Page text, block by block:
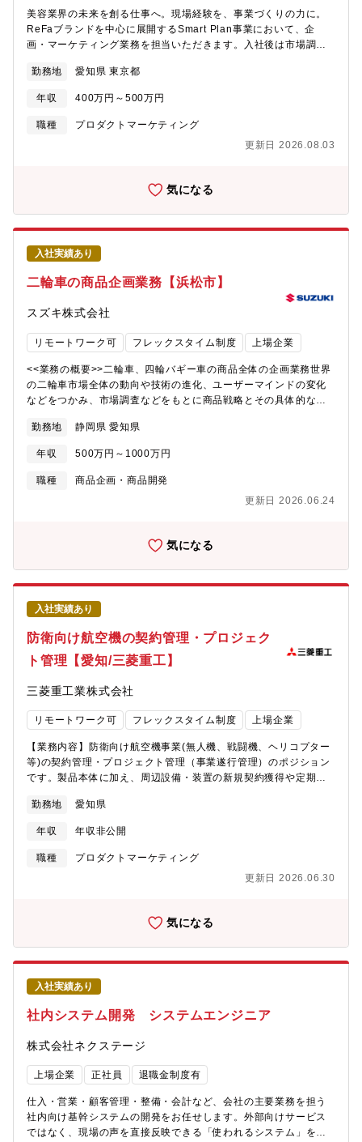
ある技術者を募集します。使用ツール：一般：Office、Teamsシ
ステム開発：Teamcenter (PDM)、Pythonキャリアパス：ご経験
を活かせる職能からスタートし、将来的には他業務へのローテー
はプロジェクトを統括するマネジメント職へのキャリアパスがあ
した業務アプリケーションの設計、実装、テスト、リリース・必
要に応じたプログラム開発、技術検証、実装支援②【ウエイト
25%】データベース設計・データ蓄積・連携基盤の技術対応・デ
ータベース設計、データモデリング、性能・運用を踏まえた最適
イト 25%】開発標準化・効率化の推進・開発標準、共通部品、テ
ロセス改善、品質・生産性向上施策の推進④【ウエイト 15%】ユ
ーザー部門との連携・ユーザー部門との最低限の要件整理、基本
美容業界の未来を創る仕事へ。現場経験を、事業づくりの力に。
ReFaブランドを中心に展開するSmart Plan事業において、企
画・マーケティング業務を担当いただきます。入社後は市場調査
的には商品企画や事業企画にも挑戦いただけます。美容やヘルス
ケア領域で培った経験を活かしながら、「売る側」ではなく「サ
ービスや仕組みを創る側」としてキャリアを広げていきたい方を
歓迎します。【具体的な業務内容】(1)販促・マーケティング企
ントや展示会の企画運営(2)営業支援・導入推進・営業部門と連携
事業企画サポート・市場調査、競合分析・商品企画や新規サービ
ス企画のサポート・事業推進プロジェクトへの参画【このポジシ
ョンの魅力】・企画未経験から商品企画や事業企画に挑戦できま
す・美容業界で培った知識や経験を、本部企画職として活かすこ
とができます・ReFaブランドの新しいサービスづくりに携われま
す・将来的には商品企画、事業企画、ブランド企画など幅広いキ
ャリア形成が可能です配属先について【Smart Plan事業本部の
MISSION】当部は、「Smart Plan」を中心とした新たな事業モデ
ルの企画・推進を担い、「ReFa ULTRA FINE BUBBLE
VEENA」をはじめとする高付加価値機器の事業戦略立案、商品企
画、サービス設計、導入推進、運用支援までを一貫して担当して
います。私たちは単なる機器販売ではなく、「三方よし」の考え
方のもと、事業者が初期投資や導入リスクを抑えながらワンラン
ク上のサービスを提供できる仕組みを構築し、その先のお客様満
足や業界全体の発展につなげることを目指しています。【組織構
ド・大手メーカーの企画責任者・大手小売りチェーンの新規推進
造メーカーの経営企画★Smart Planとは初期導入コストを抑えな
がら、美容サロンをはじめとするプロの方々により広くご利用い
勤務地 愛知県 東京都
年収 400万円～500万円
職種
プロダクトマーケティング
更新日 2026.08.03
気になる
入社実績あり
二輪車の商品企画業務【浜松市】
スズキ株式会社
リモートワーク可 フレックスタイム制度 上場企業
<<業務の概要>>二輪車、四輪バギー車の商品全体の企画業務世界
の二輪車市場全体の動向や技術の進化、ユーザーマインドの変化
などをつかみ、市場調査などをもとに商品戦略とその具体的な商
コンセプトの立案を行い、開発・営業などと連携し、製品化まで
のプロジェクトを推進します。二輪車の商品全般にかかわる重要
な仕事です。【具体的には】二輪車の商品計画や新商品の企画を
立案して実際に商品化を推進する仕事です。ご経験やご希望に応
① 地域やカテゴリーごとの商品計画の立案業務② 商品計画の
実施（地域、カテゴリー毎の市場状況調査）＜機種企画業務＞
① 二輪車、四輪バギー車 新商品の企画立案 ② 商品の育成
計画立案、開発推進業務 ③ 市場調査の実施（機種毎の市
場状況調査）<<採用背景>>二輪車は日本では成熟した市場です
が、世界ではまだまだ市場が伸びている成長産業です。インドや
アジアを中心とした新興国では生活必需品として、先進国では人
生を豊かにする相棒として、幅広く求められている商品です。グ
ローバル市場に向け、多様な価値観をもった幅広いお客様を理解
して、ユーザー視点に立った二輪車の企画を立案できる人を求め
市場を理解したうえで商品の企画を立案をし、商品開発につなげ
る。<<入社後の教育体制/フォロー体制>>・社内での商品企画業務
遂行のための教育プログラムを用意しております。活躍できるよ
ートします。各自のご経験や状況に応じて、社内外の研修に受講
いただくことも可能です。その他社内には以下のような研修・教
育があります。・全社教育：役職者研修、部門別研修 等・自己
研鑽プログラム：英会話やプログラミング、その他業務で必要な
由に選んで受講できます。<<キャリアプラン>>【役職】係長、将
アプランの例】商品企画は、世界の市場を見て、ユーザーの声を
形にする仕事です。チームと協力しながら製品を創り上げる中
本は二輪技術センター勤務ですが、国内外への出張は多いです。
ランドです。その商品企画では、自分のアイデアが実際の商品、
ことができます。若手でも裁量を持って挑戦できる環境があり、
勤務地 静岡県 愛知県
年収 500万円～1000万円
職種
商品企画・商品開発
更新日 2026.06.24
気になる
入社実績あり
防衛向け航空機の契約管理・プロジェク
ト管理【愛知/三菱重工】
三菱重工業株式会社
リモートワーク可 フレックスタイム制度 上場企業
【業務内容】防衛向け航空機事業(無人機、戦闘機、ヘリコプター
等)の契約管理・プロジェクト管理（事業遂行管理）のポジション
です。製品本体に加え、周辺設備・装置の新規契約獲得や定期的
募集します。主に以下の①～③の業務を一貫して担当し、契約全
体の管理に従事いただきます。①顧客提案・契約締結・顧客のニ
ーズに沿った契約提案・見積りを作成・価格・条件交渉を行い、
受注に向けた社内外調整を実施・国内外の顧客やパートナー企業
法令要項の履行を確実に進めるための管理業務・製品納入に伴う
出③採算/入出金管理・契約後の予算/実績管理なお、事業の性格
上、求人票に記載できる情報には制限があるため、業務内容の詳
しい情報については選考を通じてご説明いたします。【募集背
景】防衛力強化の政府方針に伴い、契約業務が増大する見通しの
ため、顧客折衝や事業管理の実務経験を持つ即戦力の人財を募集
しております。「社会の安全・安心を守る」という大変やりがい
のある仕事であり、実務を通じて経営管理知識や交渉力を身に付
けることができます。【同社について】・三菱グループの創業者
岩崎彌太郎は政府より工部省長崎造船局を借り受け、長崎造船所
と命名して造船事業を開始したことを契機に1884年に創業した同
社は発電プラントなどの社会インフラ、船舶、航空機などの輸送
機器、大型ロケット等の宇宙機器に至るまで、エンジニアリング
とものづくりのグローバルリーダーとして社会を牽引しておりま
す。・2025年3月期決算で受注高7.0712兆円、売上収益5.0271兆
円、当期利益2,454億円等いずれも過去最高であり、日本を代表す
勤務地 愛知県
年収 年収非公開
職種
プロダクトマーケティング
更新日 2026.06.30
気になる
入社実績あり
社内システム開発 システムエンジニア
株式会社ネクステージ
上場企業 正社員 退職金制度有
仕入・営業・顧客管理・整備・会計など、会社の主要業務を担う
社内向け基幹システムの開発をお任せします。外部向けサービス
ではなく、現場の声を直接反映できる「使われるシステム」をつ